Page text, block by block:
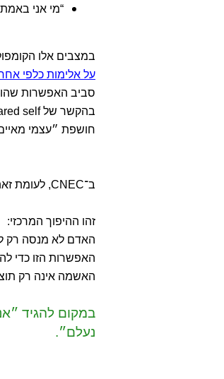
“מי אני
במצבים אלו
על אלימות כלפי
סביב האפשרות
חושפת ״עצמי
ב־CNEC, לעומת זאת, ההתנהגות הכפייתית לא נועדה לנטרל זהות מאיימת, אלא לייצר עמה מגע מבוקר.
זהו ההיפוך המרכזי:
האדם לא מנסה רק
האפשרות הזו כדי
האשמה אינה רק
במקום להגיד
נעלם״.